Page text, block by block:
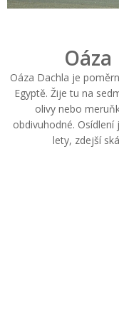
Oáza Dachla je
Egyptě. Žije tu na
olivy nebo
obdivuhodné.
lety, zdejší